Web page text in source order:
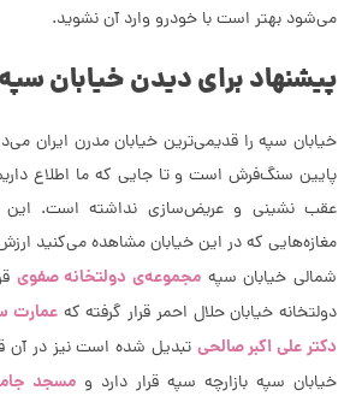
می‌شود بهتر است با خودرو وارد آن نشوید.
پیشنهاد برای دیدن خیابان سپه
خیابان سپه را قدیمی‌ترین خیابان مدرن ایران
پایین سنگ‌فرش است و تا جایی که ما اطلاع
عقب نشینی و عریض‌سازی نداشته است. این
مغازه‌هایی که در این خیابان مشاهده می‌کنید
شمالی خیابان سپهمجموعه‌ی دولتخانه صفوی
دولتخانه خیابان حلال احمر قرار گرفته کهعمارت
دکتر علی اکبر صالحی تبدیل شده است نیز در آن
خیابان سپه بازارچه سپه قرار دارد و مسجد